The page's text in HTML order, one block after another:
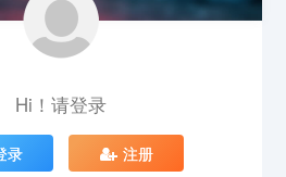
Hi！请登录
录 注册